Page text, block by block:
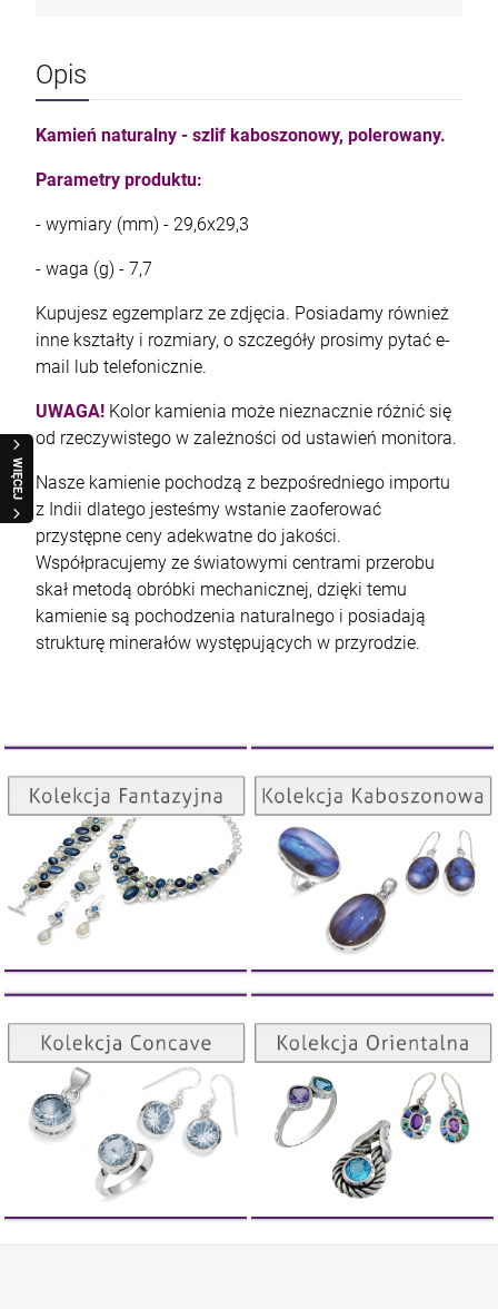
WIĘCEJ
Opis
Kamień naturalny - szlif kaboszonowy, polerowany.
Parametry produktu:
- wymiary (mm) - 29,6x29,3
- waga (g) - 7,7
Kupujesz egzemplarz ze zdjęcia. Posiadamy również
inne kształty i rozmiary, o szczegóły prosimy pytać e-
mail lub telefonicznie.
UWAGA! Kolor kamienia może nieznacznie różnić się
od rzeczywistego w zależności od ustawień monitora.
Nasze kamienie pochodzą z bezpośredniego importu
z Indii dlatego jesteśmy wstanie zaoferować
przystępne ceny adekwatne do jakości.
Współpracujemy ze światowymi centrami przerobu
skał metodą obróbki mechanicznej, dzięki temu
kamienie są pochodzenia naturalnego i posiadają
strukturę minerałów występujących w przyrodzie.
Kolekcja Fantazyjna
ZOBACZ
Kolekcja Kaboszonowa
ZOBACZ
Kolekcja Concave
ZOBACZ
Kolekcja Orientalna
ZOBACZ